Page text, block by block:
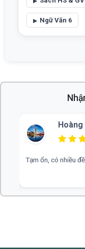
Ngữ Văn 6
Hoàng
Tạm ổn, có nhiều